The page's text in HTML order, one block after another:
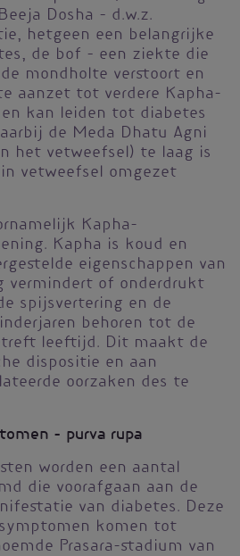
Dosha – d.w.z.
hetgeen een belangrijke
de bof – een ziekte die
mondholte verstoort en
aanzet tot verdere Kapha-
kan leiden tot diabetes
de Meda Dhatu Agni
het vetweefsel) te laag is
in vetweefsel omgezet
Kapha-
Kapha is koud en
eigenschappen van
vermindert of onderdrukt
spijsvertering en de
behoren tot de
leeftijd. Dit maakt de
dispositie en aan
oorzaken des te
- purva rupa
worden een aantal
die voorafgaan aan de
van diabetes. Deze
komen tot
Prasara-stadium van